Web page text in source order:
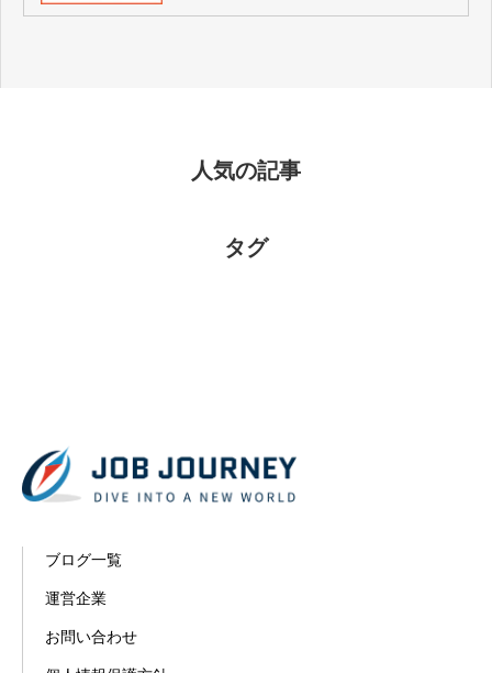
人気の記事
タグ
ブログ一覧
運営企業
お問い合わせ